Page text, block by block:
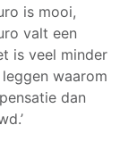
is mooi,
valt een
is veel minder
waarom
dan